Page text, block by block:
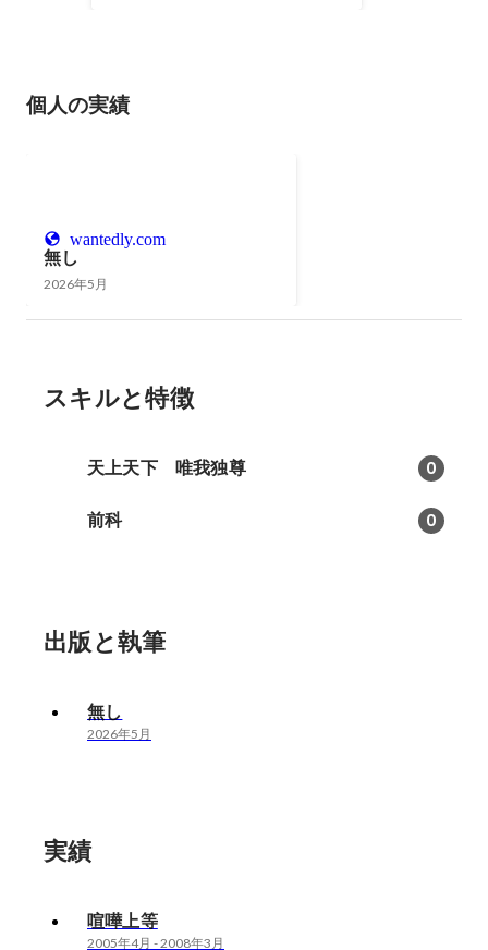
個人の実績
wantedly.com
無し
2026年5月
スキルと特徴
天上天下 唯我独尊 0
前科 0
出版と執筆
無し
2026年5月
実績
喧嘩上等
2005年4月 -2008年3月